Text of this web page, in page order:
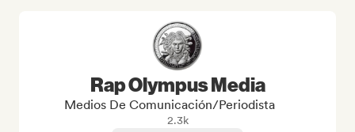
Rap Olympus Media
Medios De Comunicación/Periodista
2.3k